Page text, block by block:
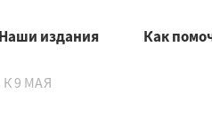
Наши издания Как
9 МАЯ